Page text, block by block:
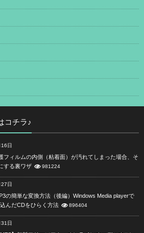
コチラ♪
日
フィルムの内側（粘着面）が汚れてしまった場合、そ
する裏ワザ
981224
日
の簡単な変換方法（後編）Windows Media playerで
んだCDをひらく方法
896404
日